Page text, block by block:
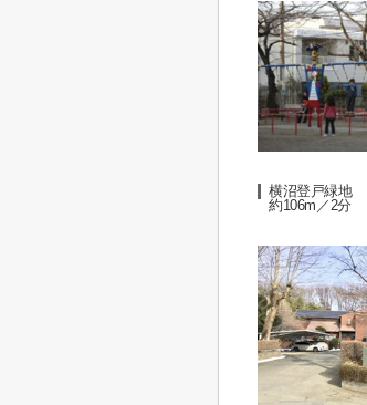
横沼登戸緑地
約106m／2分